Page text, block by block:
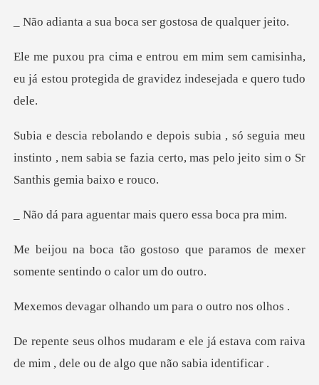
sua boca ser gostos
sem camisinha,
eu já estou protegida de
ia meu
instinto , nem sabia se fazia certo, mas
entar mais quero e
o que paramos de mexer
somente
olhando um para o
já estava com raiva
de mim , dele o